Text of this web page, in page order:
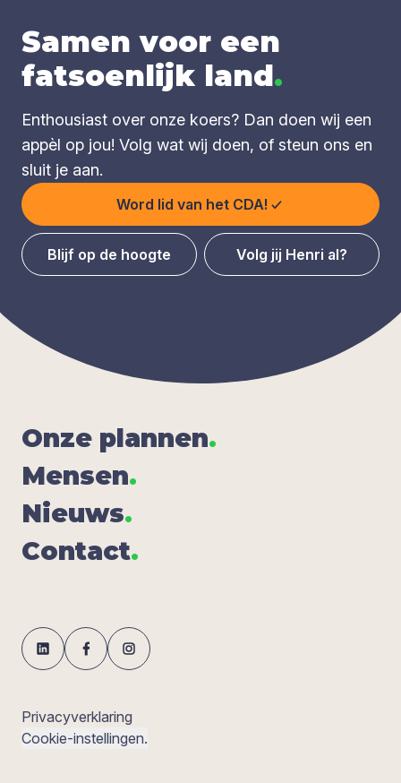
Samen voor een
fatsoenlijk land.
Enthousiast over onze koers? Dan doen wij een
appèl op jou! Volg wat wij doen, of steun ons en
sluit je aan.
Word lid van het CDA!
Blijf op de hoogte Volg jij Henri al?
Onze plan­nen.
Men­sen.
Nieuws.
Con­tact.
Privacyverklaring
Cookie-instellingen.